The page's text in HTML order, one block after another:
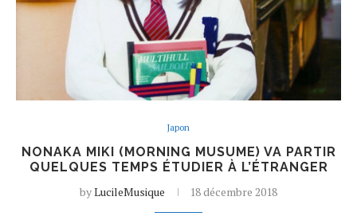
Japon
NONAKA MIKI (MORNING MUSUME) VA PARTIR
QUELQUES TEMPS ÉTUDIER À L’ÉTRANGER
byLucileMusique 18 décembre 2018